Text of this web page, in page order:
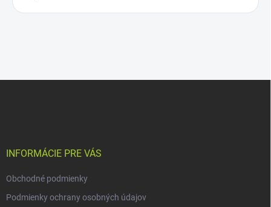
INFORMÁCIE PRE VÁS
Obchodné podmienky
Podmienky ochrany osobných údajov